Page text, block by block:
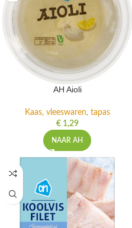
AH Aioli
Kaas, vleeswaren, tapas
€1,29
NAAR AH